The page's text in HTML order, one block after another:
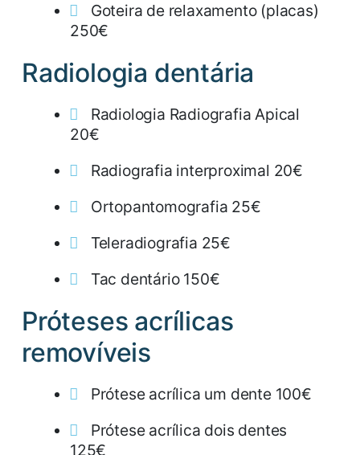
Goteira de relaxamento (placas)
250€
Radiologia dentária
Radiologia Radiografia Apical
20€
Radiografia interproximal 20€
Ortopantomografia 25€
Teleradiografia 25€
Tac dentário 150€
Próteses acrílicas
removíveis
Prótese acrílica um dente 100€
Prótese acrílica dois dentes
125€